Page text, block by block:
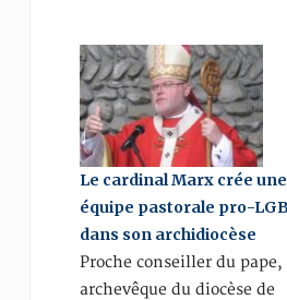
Le cardinal Marx crée une
équipe pastorale pro-
dans son archidiocèse
Proche conseiller du pape,
archevêque du diocèse de